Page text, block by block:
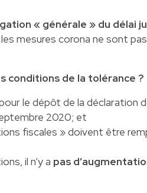
« générale » du délai
mesures corona ne sont
conditions de la tolérance ?
pour le dépôt de la déclaration
2020; et
fiscales » doivent être
il n’y a pas